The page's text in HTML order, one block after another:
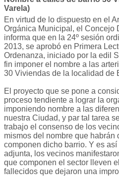
Varela)
En virtud de lo dispuesto en el
Orgánica Municipal, el Concejo
informa que en la 24º sesión
2013, se aprobó en Primera
Ordenanza, iniciado por la edil
fin imponer el nombre a las
30 Viviendas de la localidad de
El proyecto que se pone a
proceso tendiente a lograr la
imponiendo nombre a las
nuestra Ciudad, y par tal tarea
trabajo el consenso de los
mismos del nombre que habrán
componen dicho barrio. Y es
adjunta, los vecinos
que componen el sector lleven
fallecidos que dejaron una